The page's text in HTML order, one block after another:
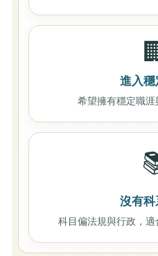
進入
希望擁有穩定職涯
沒有科
科目偏法規與行政，適